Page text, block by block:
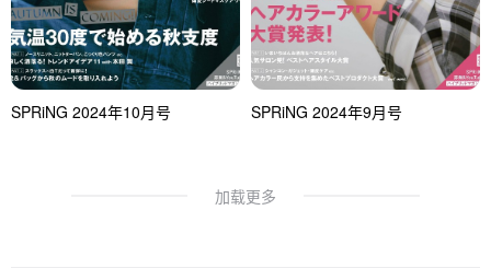
SPRiNG 2024年10月号 SPRiNG 2024年9月号
加载更多